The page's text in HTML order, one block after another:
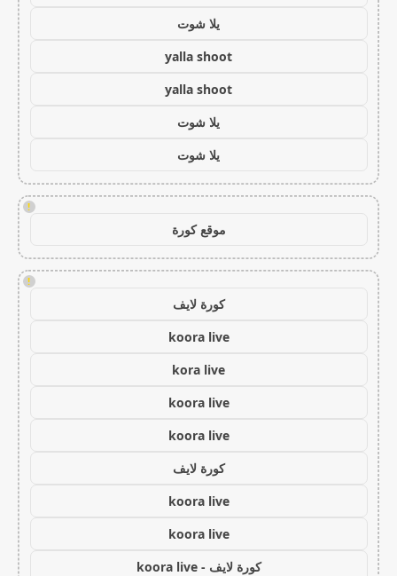
يلا شوت
yalla shoot
yalla shoot
يلا شوت
يلا شوت
!
موقع كورة
!
كورة لايف
koora live
kora live
koora live
koora live
كورة لايف
koora live
koora live
كورة لايف - koora live